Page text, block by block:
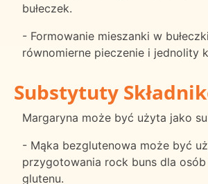
bułeczek.
- Formowanie mieszanki w
równomierne pieczenie i jednolity
Substytuty
Margaryna może być użyta jako
- Mąka bezglutenowa może być
przygotowania rock buns dla
glutenu.